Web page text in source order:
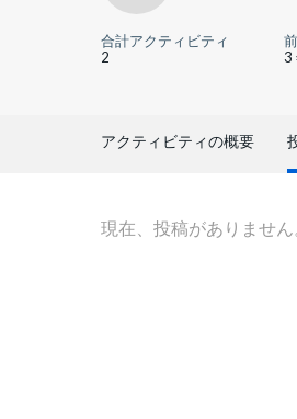
合計アクティビティ
2
3
アクティビティの概要
現在、投稿がありません